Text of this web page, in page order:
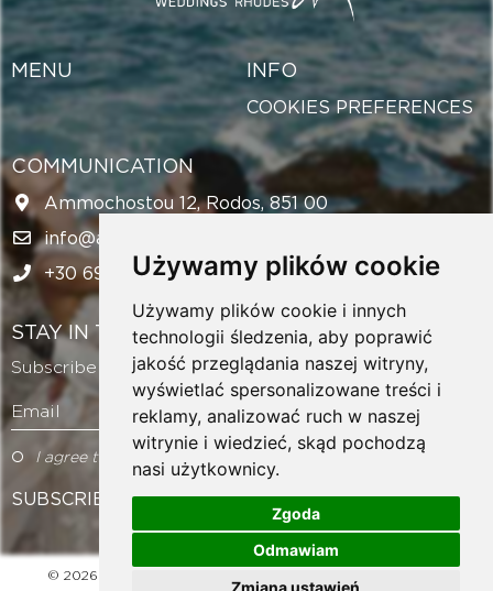
Używamy plików cookie
Używamy plików cookie i innych
technologii śledzenia, aby poprawić
jakość przeglądania naszej witryny,
wyświetlać spersonalizowane treści i
reklamy, analizować ruch w naszej
witrynie i wiedzieć, skąd pochodzą
nasi użytkownicy.
Zgoda
Odmawiam
Zmiana ustawień
MENU INFO
COOKIES PREFERENCES
COMMUNICATION
Ammochostou 12, Rodos, 851 00
info@amazingweddingsrhodes.com
+30 694 143 6438
STAY IN TOUCH
Subscribe to our newsletter and get exclusive offers!
Email
I agree to the Terms of Use
SUBSCRIBE
© 2026 AMAZINGWEDDINGSRHODES.COM | ALL RIGHTS